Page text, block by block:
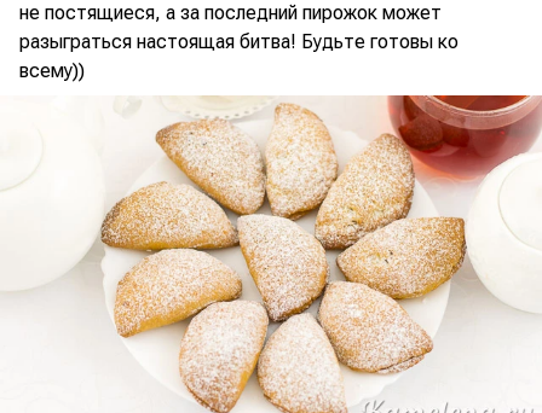
не постящиеся, а за последний пирожок может
разыграться настоящая битва! Будьте готовы ко
всему))